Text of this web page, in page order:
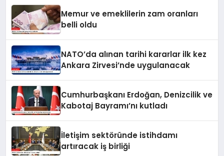
Memur ve emeklilerin zam oranları
belli oldu
NATO’da alınan tarihi kararlar ilk kez
Ankara Zirvesi’nde uygulanacak
Cumhurbaşkanı Erdoğan, Denizcilik ve
Kabotaj Bayramı’nı kutladı
İletişim sektöründe istihdamı
artıracak iş birliği